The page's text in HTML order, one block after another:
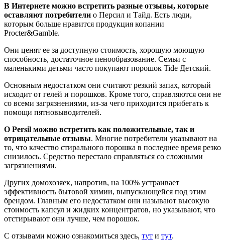
В Интернете можно встретить разные отзывы, которые
оставляют потребители о Персил и Тайд. Есть люди,
которым больше нравится продукция копании
Procter&Gamble.
Они ценят ее за доступную стоимость, хорошую моющую
способность, достаточное пенообразование. Семьи с
маленькими детьми часто покупают порошок Tide Детский.
Основным недостатком они считают резкий запах, который
исходит от гелей и порошков. Кроме того, справляются они не
со всеми загрязнениями, из-за чего приходится прибегать к
помощи пятновыводителей.
О Persil можно встретить как положительные, так и
отрицательные отзывы. Многие потребители указывают на
то, что качество стирального порошка в последнее время резко
снизилось. Средство перестало справляться со сложными
загрязнениями.
Других домохозяек, напротив, на 100% устраивает
эффективность бытовой химии, выпускающейся под этим
брендом. Главным его недостатком они называют высокую
стоимость капсул и жидких концентратов, но указывают, что
отстирывают они лучше, чем порошок.
С отзывами можно ознакомиться здесь, тут и тут.